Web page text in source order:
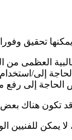
قد تكون هناك بعض